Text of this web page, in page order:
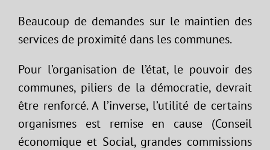
Beaucoup de demandes sur le maintien des
services de proximité dans les communes.
Pour l’organisation de l’état, le pouvoir des
communes, piliers de la démocratie, devrait
être renforcé. A l’inverse, l’utilité de certains
organismes est remise en cause (Conseil
économique et Social, grandes commissions